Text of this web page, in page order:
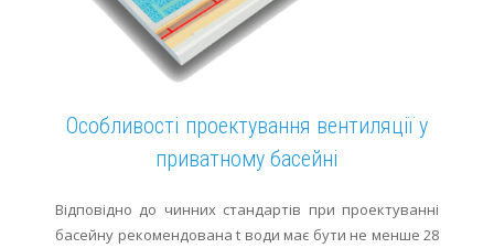
Особливості проектування вентиляції у
приватному басейні
Відповідно до чинних стандартів при проектуванні
басейну рекомендована t води має бути не менше 28